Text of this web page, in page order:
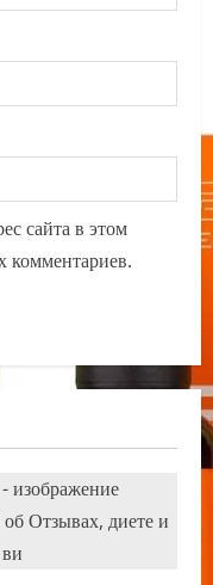
сайта в этом
комментариев.